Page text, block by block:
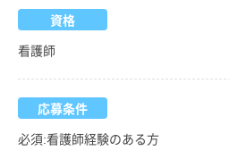
資格
看護師
応募条件
必須:看護師経験のある方